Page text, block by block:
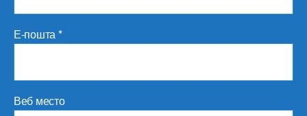
Е-пошта*
Веб место